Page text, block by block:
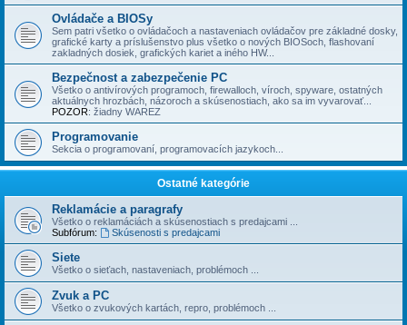
Ovládače a BIOSy
Sem patri všetko o ovládačoch a nastaveniach ovládačov pre základné dosky,
grafické karty a príslušenstvo plus všetko o nových BIOSoch, flashovaní
zakladných dosiek, grafických kariet a iného HW...
Bezpečnost a zabezpečenie PC
Všetko o antivírových programoch, firewalloch, víroch, spyware, ostatných
aktuálnych hrozbách, názoroch a skúsenostiach, ako sa im vyvarovať...
POZOR: žiadny WAREZ
Programovanie
Sekcia o programovaní, programovacích jazykoch...
Ostatné kategórie
Reklamácie a paragrafy
Všetko o reklamáciách a skúsenostiach s predajcami ...
Subfórum:
Skúsenosti s predajcami
Siete
Všetko o sieťach, nastaveniach, problémoch ...
Zvuk a PC
Všetko o zvukových kartách, repro, problémoch ...